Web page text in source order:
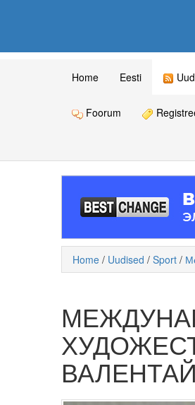
Home Eesti
Foorum
Home / Uudised / Sport /